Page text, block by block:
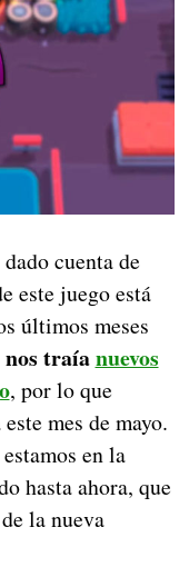
cuenta de
este juego está
últimos meses
nos traíanuevos
, por lo que
mes de mayo.
en la
hasta ahora, que
la nueva